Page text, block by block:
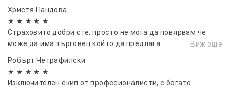
Христя Пандова
★ ★ ★ ★ ★
Страховито добри сте, просто не мога да повярвам че
може да има търговец който да предлага
постигнете много и ще зарадвате хиляди хора 💞💞💞
Виж още
Робърт Четрафилски
★ ★ ★ ★ ★
Изключителен екип от професионалисти, с богато